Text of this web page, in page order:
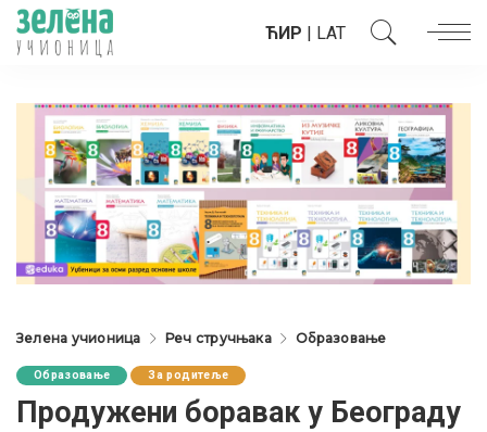
ЋИР | LAT
Зелена учионица Реч стручњака Образовање
Образовање За родитеље
Продужени боравак у Београду